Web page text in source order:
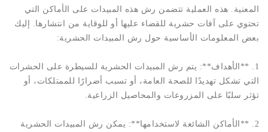
المعنية. هذه العملية تتضمن رش هذه المبيدات على الأماكن التي
تحتوي على آفات حشرية للقضاء عليها أو للوقاية من انتشارها. إليك
بعض المعلومات الأساسية حول رش المبيدات الحشرية:
1. **الأهداف**: يتم رش المبيدات الحشرية للسيطرة على الحشرات
التي تشكل تهديدًا للصحة العامة، أو تسبب أضرارًا للممتلكات، أو
تؤثر سلبًا على المزروعات والمحاصيل الزراعية.
2. **الأماكن الشائعة لاستخدامها**: يمكن رش المبيدات الحشرية